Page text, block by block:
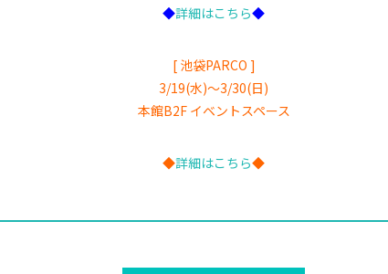
◆詳細はこちら◆
[ 池袋PARCO ]
3/19(水)〜3/30(日)
本館B2F イベントスペース
◆詳細はこちら◆